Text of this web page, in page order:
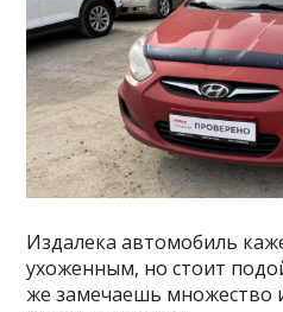
Издалека автомобиль
ухоженным, но стоит
же замечаешь множество